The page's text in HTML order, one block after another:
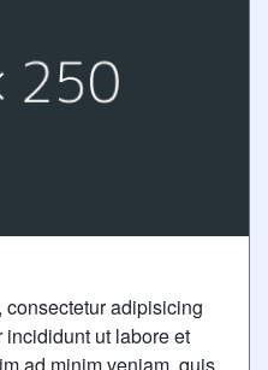
consectetur adipisicing
ut labore et